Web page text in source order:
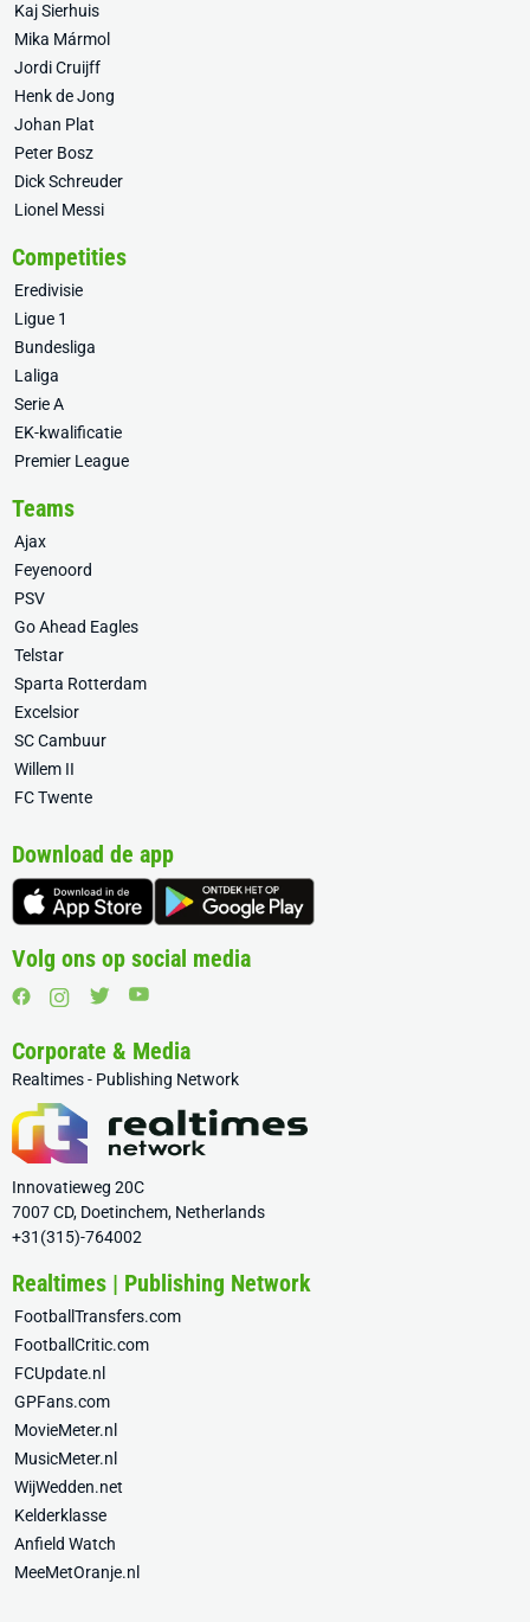
Kaj Sierhuis
Mika Mármol
Jordi Cruijff
Henk de Jong
Johan Plat
Peter Bosz
Dick Schreuder
Lionel Messi
Competities
Eredivisie
Ligue 1
Bundesliga
Laliga
Serie A
EK-kwalificatie
Premier League
Teams
Ajax
Feyenoord
PSV
Go Ahead Eagles
Telstar
Sparta Rotterdam
Excelsior
SC Cambuur
Willem II
FC Twente
Download de app
Volg ons op social media
Corporate & Media
Realtimes - Publishing Network
Innovatieweg 20C
7007 CD, Doetinchem, Netherlands
+31(315)-764002
Realtimes | Publishing Network
FootballTransfers.com
FootballCritic.com
FCUpdate.nl
GPFans.com
MovieMeter.nl
MusicMeter.nl
WijWedden.net
Kelderklasse
Anfield Watch
MeeMetOranje.nl